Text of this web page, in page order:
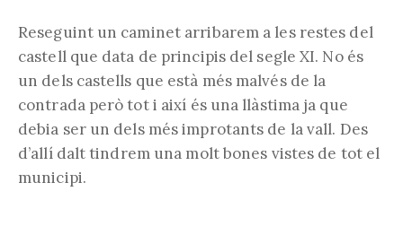
Reseguint un caminet arribarem a les restes del
castell que data de principis del segle XI. No és
un dels castells que està més malvés de la
contrada però tot i així és una llàstima ja que
debia ser un dels més improtants de la vall. Des
d’allí dalt tindrem una molt bones vistes de tot el
municipi.